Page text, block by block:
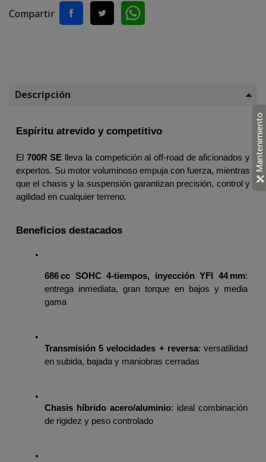
Compartir
Descripción
Espíritu atrevido y competitivo
El 700R SE lleva la competición al off-road de aficionados y
expertos. Su motor voluminoso empuja con fuerza, mientras
que el chasis y la suspensión garantizan precisión, control y
agilidad en cualquier terreno.
Beneficios destacados
686 cc SOHC 4‑tiempos, inyección YFI 44 mm:
entrega inmediata, gran torque en bajos y media
gama
Transmisión 5 velocidades + reversa: versatilidad
en subida, bajada y maniobras cerradas
Chasis híbrido acero/aluminio: ideal combinación
de rigidez y peso controlado
Mantenimiento